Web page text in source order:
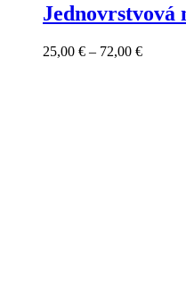
Jednovrstvová
25,00 € – 72,00 €Price